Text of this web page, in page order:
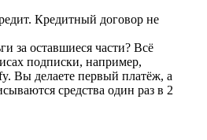
Кредитный договор не
за оставшиеся части? Всё
подписки, например,
Вы делаете первый платёж, а
средства один раз в 2